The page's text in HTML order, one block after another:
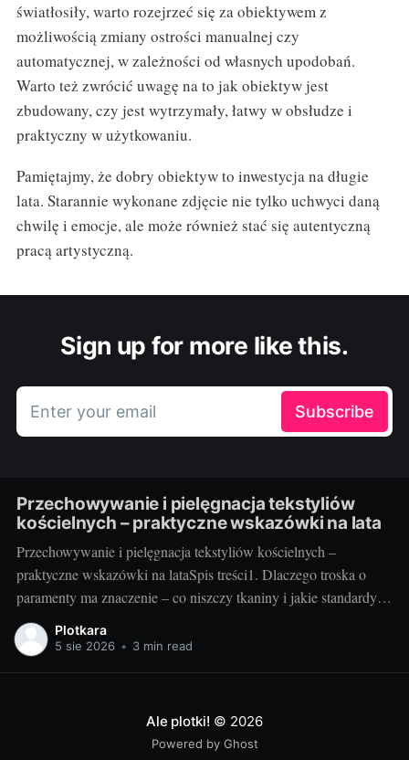
światłosiły, warto rozejrzeć się za obiektywem z
możliwością zmiany ostrości manualnej czy
automatycznej, w zależności od własnych upodobań.
Warto też zwrócić uwagę na to jak obiektyw jest
zbudowany, czy jest wytrzymały, łatwy w obsłudze i
praktyczny w użytkowaniu.
Pamiętajmy, że dobry obiektyw to inwestycja na długie
lata. Starannie wykonane zdjęcie nie tylko uchwyci daną
chwilę i emocje, ale może również stać się autentyczną
pracą artystyczną.
Sign up for more like this.
Enter your email Subscribe
Przechowywanie i pielęgnacja tekstyliów
kościelnych – praktyczne wskazówki na lata
Przechowywanie i pielęgnacja tekstyliów kościelnych –
praktyczne wskazówki na lataSpis treści1. Dlaczego troska o
paramenty ma znaczenie – co niszczy tkaniny i jakie standardy
warto przyjąć2. Jak przechowywać i pielęgnować – praktyka
krok po kroku3. Szybki plan na lata – checklisty, nawyki i
Plotkara
5 sie 2026 • 3 min read
Ale plotki! © 2026
Powered by Ghost